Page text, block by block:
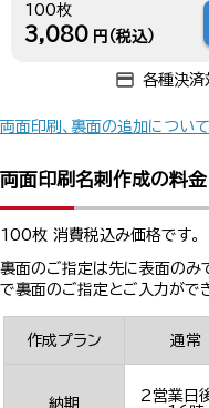
100枚
3,080 円（税込）
各種決済
両面印刷、裏面の追加につい
両面印刷名刺作成の料金
100枚 消費税込み価格です。
裏面のご指定は先に表面のみ
で裏面のご指定とご入力ができ
作成プラン 通常
納期
2営業日